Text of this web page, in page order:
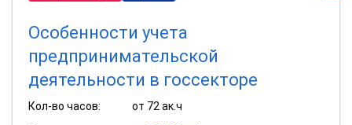
Особенности учета
предпринимательской
деятельности в госсекторе
Кол-во часов:
от 72 ак.ч